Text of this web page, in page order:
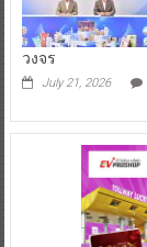
วงจร
July 21, 2026